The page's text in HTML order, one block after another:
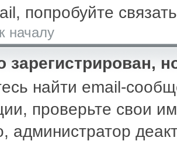
попробуйте
началу
зарегистрирован,
найти email-
проверьте свои
администратор